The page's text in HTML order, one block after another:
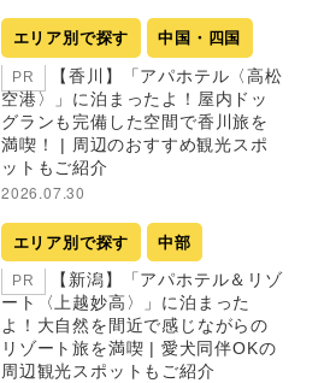
エリア別で探す 中国・四国
PR
【香川】「アパホテル〈高松
空港〉」に泊まったよ！屋内ドッ
グランも完備した空間で香川旅を
満喫！ | 周辺のおすすめ観光スポ
ットもご紹介
2026.07.30
エリア別で探す 中部
PR
【新潟】「アパホテル＆リゾ
ート〈上越妙高〉」に泊まった
よ！大自然を間近で感じながらの
リゾート旅を満喫 | 愛犬同伴OKの
周辺観光スポットもご紹介